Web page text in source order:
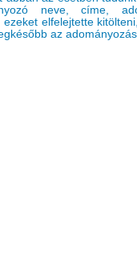
neve, címe,
ezeket elfelejtette
az